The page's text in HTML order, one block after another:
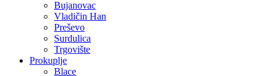
Bujanovac
Vladičin Han
Preševo
Surdulica
Trgovište
Prokuplje
Blace